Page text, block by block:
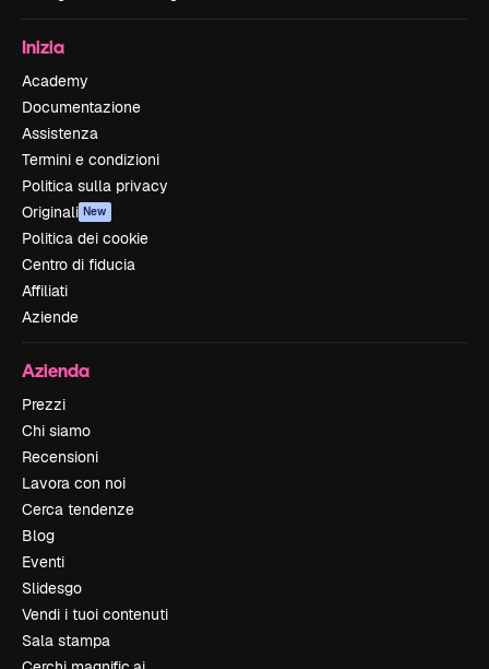
Inizia
Academy
Documentazione
Assistenza
Termini e condizioni
Politica sulla privacy
Originali New
Politica dei cookie
Centro di fiducia
Affiliati
Aziende
Azienda
Prezzi
Chi siamo
Recensioni
Lavora con noi
Cerca tendenze
Blog
Eventi
Slidesgo
Vendi i tuoi contenuti
Sala stampa